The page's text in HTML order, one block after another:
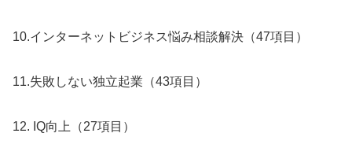
10.インターネットビジネス悩み相談解決（47項目）
11.失敗しない独立起業（43項目）
12. IQ向上（27項目）